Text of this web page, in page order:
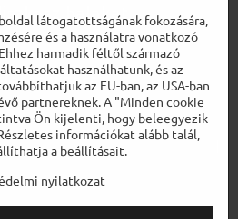
halakat
vízért
látogatottságának fokozására,
és a használatra vonatkozó
harmadik féltől származó
használhatunk, és az
az EU-ban, az USA-ban
partnereknek. A "Minden cookie
Ön kijelenti, hogy beleegyezik
információkat alább talál,
a beállításait.
nyilatkozat